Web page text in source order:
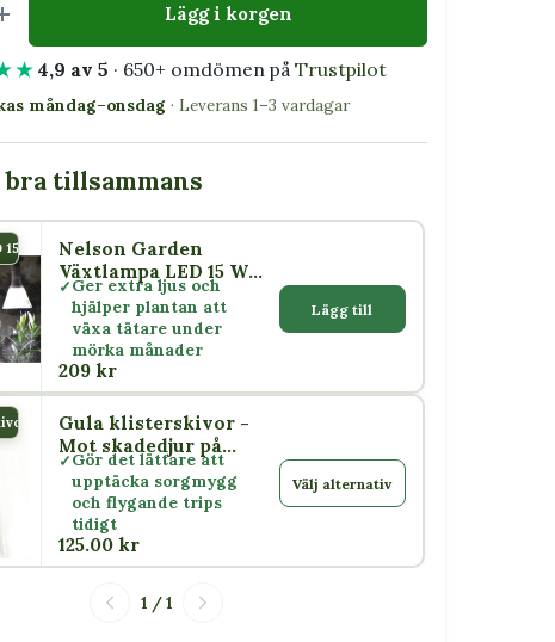
Lägg i korgen
4,9 av 5 · 650+ omdömen på Trustpilot
måndag–onsdag · Leverans 1–3 vardagar
bra tillsammans
W
Nelson Garden
Växtlampa LED 15 W
med skärm E27
Ger extra ljus och
hjälper plantan att
växa tätare under
mörka månader
209 kr
Lägg till
Gula klisterskivor -
Mot skadedjur på
växter
Gör det lättare att
upptäcka sorgmygg
och flygande trips
tidigt
125.00 kr
Välj alternativ
1 / 1